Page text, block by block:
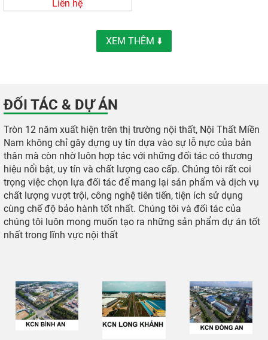
Liên hệ
XEM THÊM ⬇️
ĐỐI TÁC & DỰ ÁN
Tròn 12 năm xuất hiện trên thị trường nội thất, Nội Thất Miền
Nam không chỉ gây dựng uy tín dựa vào sự lỗ nực của bản
thân mà còn nhờ luôn hợp tác với những đối tác có thương
hiệu nổi bật, uy tín và chất lượng cao cấp. Chúng tôi rất coi
trọng việc chọn lựa đối tác để mang lại sản phẩm và dịch vụ
chất lượng vượt trội, công nghệ tiên tiến, tiện ích sử dụng
cùng chế độ bảo hành tốt nhất. Chúng tôi và đối tác của
chúng tôi luôn mong muốn tạo ra những sản phẩm dự án tốt
nhất trong lĩnh vực nội thất